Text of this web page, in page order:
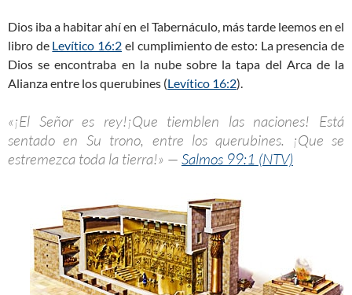
Dios iba a habitar ahí en el Tabernáculo, más tarde leemos en el
libro de Levítico 16:2 el cumplimiento de esto: La presencia de
Dios se encontraba en la nube sobre la tapa del Arca de la
Alianza entre los querubines (Levítico 16:2).
«¡El Señor es rey!¡Que tiemblen las naciones! Está
sentado en Su trono, entre los querubines. ¡Que se
estremezca toda la tierra!» — Salmos 99:1 (NTV)